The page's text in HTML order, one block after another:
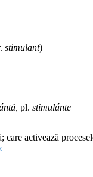
stimulant)
pl. stimulánte
care activează